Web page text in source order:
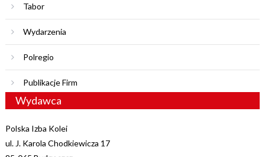
Tabor
Wydarzenia
Polregio
Publikacje Firm
Wydawca
Polska Izba Kolei
ul. J. Karola Chodkiewicza 17